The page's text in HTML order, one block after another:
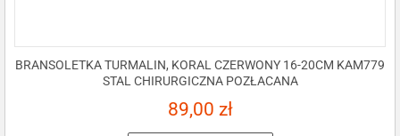
BRANSOLETKA TURMALIN, KORAL CZERWONY 16-20CM KAM779
STAL CHIRURGICZNA POZŁACANA
89,00 zł